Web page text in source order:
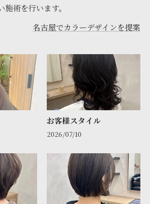
術を行います。
名古屋でカラーデザインを提案
お客様スタイル
2026/07/10